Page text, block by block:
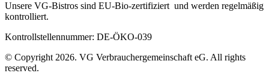
Unsere VG-Bistros sind EU-Bio-zertifiziert und werden regelmäßig
kontrolliert.
Kontrollstellennummer: DE-ÖKO-039
© Copyright 2026. VG Verbrauchergemeinschaft eG. All rights
reserved.